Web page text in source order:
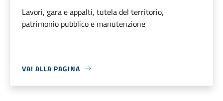
Lavori, gara e appalti, tutela del territorio,
patrimonio pubblico e manutenzione
VAI ALLA PAGINA